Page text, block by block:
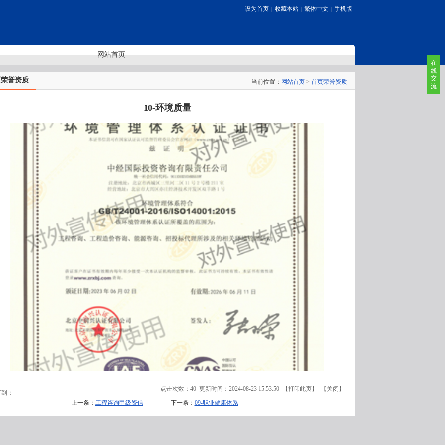
设为首页 | 收藏本站 | 繁体中文 | 手机版
网站首页
当前位置： 网站首页 > 首页荣誉资质
誉资质
10-环境质量
：
点击次数： 40 更新时间：2024-08-23 15:53:50 【打印此页】 【 关闭 】
上一条： 工程咨询甲级资信 下一条： 09-职业健康体系
在
线
交
流